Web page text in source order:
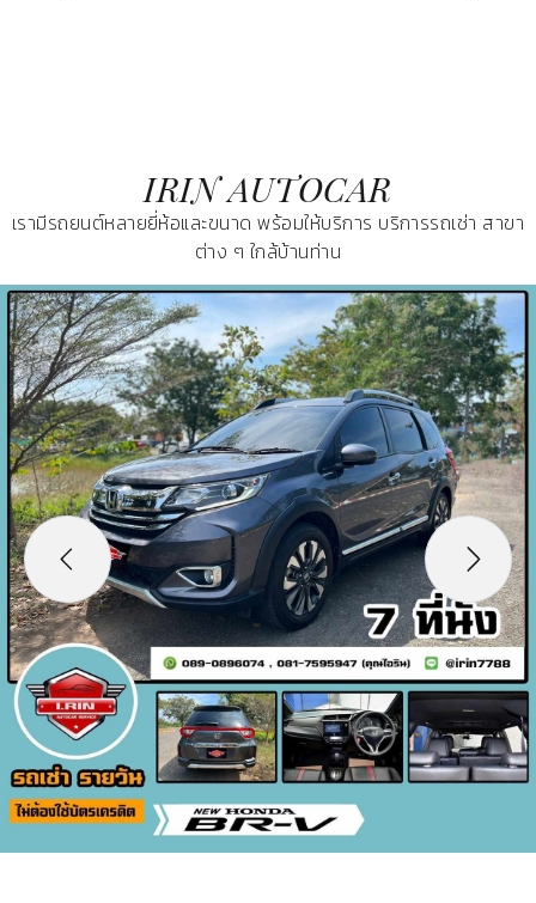
IRIN AUTOCAR
เรามีรถยนต์หลายยี่ห้อและขนาด พร้อมให้บริการ บริการรถเช่า สาขา
ต่าง ๆ ใกล้บ้านท่าน